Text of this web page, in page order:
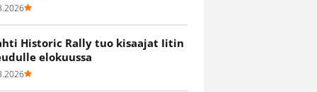
Historic Rally tuo kisaajat Iitin
elokuussa